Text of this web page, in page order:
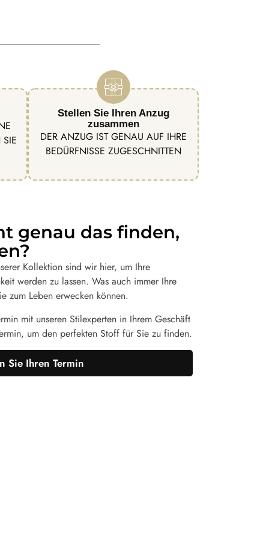
Stellen Sie Ihren Anzug
zusammen
DER ANZUG IST GENAU AUF IHRE
BEDÜRFNISSE ZUGESCHNITTEN
genau das finden,
Kollektion sind wir hier, um Ihre
werden zu lassen. Was auch immer Ihre
zum Leben erwecken können.
mit unseren Stilexperten in Ihrem Geschäft
um den perfekten Stoff für Sie zu finden.
Sie Ihren Termin